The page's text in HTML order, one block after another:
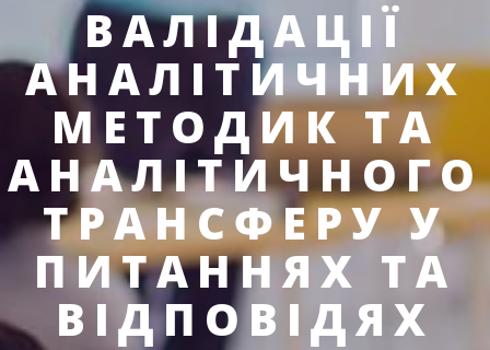
ВАЛІДАЦІЇ
АНАЛІТИЧНИХ
МЕТОДИК ТА
АНАЛІТИЧНОГО
ТРАНСФЕРУ У
ПИТАННЯХ ТА
ВІДПОВІДЯХ